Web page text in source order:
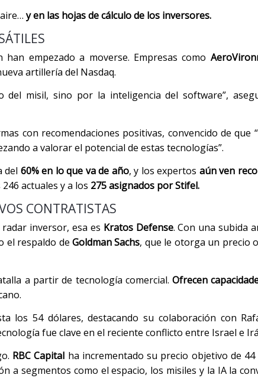
aire…y en las hojas de cálculo de los inversores.
empezado a moverse. Empresas como
artillería del Nasdaq.
misil, sino por la inteligencia del software”,
con recomendaciones positivas, convencido de que “
a valorar el potencial de estas tecnologías”.
del 60% en lo que va de año, y los expertos aún ven
actuales y a los 275 asignados por Stifel.
CONTRATISTAS
inversor, esa es Kratos Defense. Con una subida
el respaldo de Goldman Sachs, que le otorga un precio
a partir de tecnología comercial.Ofrecen
los 54 dólares, destacando su colaboración con
fue clave en el reciente conflicto entre Israel e
RBC Capital ha incrementado su precio objetivo de 44
a segmentos como el espacio, los misiles y la IA la